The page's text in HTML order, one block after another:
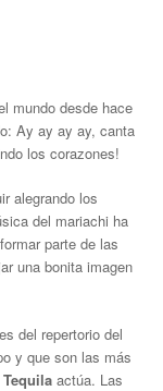
mundo desde hace
Ay ay ay ay, canta
los corazones!
alegrando los
del mariachi ha
parte de las
una bonita imagen
del repertorio del
y que son las más
actúa. Las